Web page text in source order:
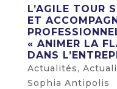
L’AGILE TOUR
ET
« ANIMER LA
DANS
Actualités,
Sophia Antipolis